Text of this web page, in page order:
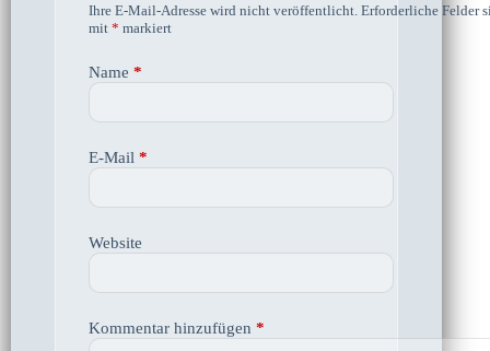
Ihre E-Mail-Adresse wird nicht veröffentlicht. Erforderliche Felder
mit * markiert
Name *
E-Mail *
Website
Kommentar hinzufügen *